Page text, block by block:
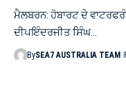
ਮੈਲਬਰਨ: ਹੋਬਾਰਟ ਦੇ
ਦੀਪਇੰਦਰਜੀਤ ਸਿੰਘ…
BySEA7 AUSTRALIA TEAM